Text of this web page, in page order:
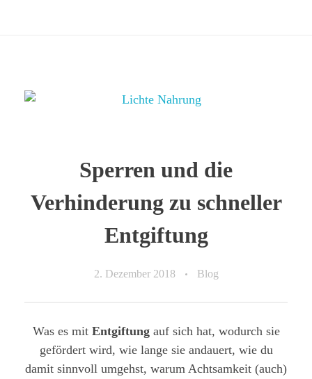
Sperren und die
Verhinderung zu schneller
Entgiftung
2. Dezember 2018 Blog
Was es mit Entgiftungauf sich hat, wodurch sie
gefördert wird, wie lange sie andauert, wie du
damit sinnvoll umgehst, warum Achtsamkeit (auch)